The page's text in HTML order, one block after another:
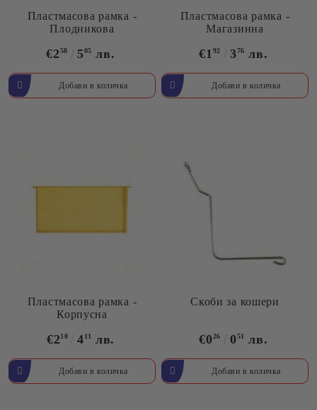
Пластмасова рамка -
Плодникова
€258 505 лв.
Пластмасова рамка -
Магазинна
€1 92 376 лв.
Пластмасова рамка -
Корпусна
€210 411 лв.
Скоби за кошери
€026 051 лв.